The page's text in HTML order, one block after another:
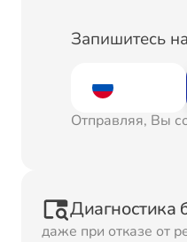
Запишитесь
Отправляя, Вы
Диагностика
даже при отказе от
Ремонт
камер
Ремонт ТВ-